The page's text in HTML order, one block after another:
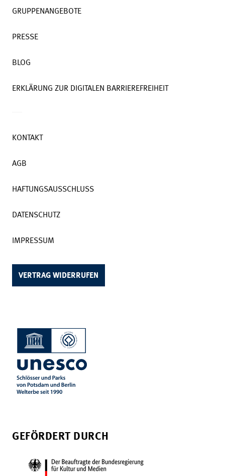
GRUPPENANGEBOTE
PRESSE
BLOG
ERKLÄRUNG ZUR DIGITALEN BARRIEREFREIHEIT
KONTAKT
AGB
HAFTUNGSAUSSCHLUSS
DATENSCHUTZ
IMPRESSUM
VERTRAG WIDERRUFEN
GEFÖRDERT DURCH